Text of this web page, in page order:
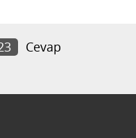
Cevap